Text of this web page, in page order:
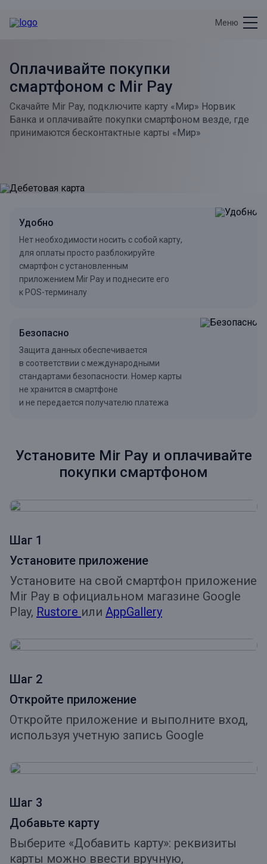
Меню
Оплачивайте покупки
смартфоном с Mir Pay
Скачайте Mir Pay, подключите карту «Мир» Норвик
Банка и оплачивайте покупки смартфоном везде, где
принимаются бесконтактные карты «Мир»
Удобно
Нет необходимости носить с собой карту,
для оплаты просто разблокируйте
смартфон с установленным
приложением Mir Pay и поднесите его
к POS-терминалу
Безопасно
Защита данных обеспечивается
в соответствии с международными
стандартами безопасности. Номер карты
не хранится в смартфоне
и не передается получателю платежа
Установите Mir Pay и оплачивайте
покупки смартфоном
Шаг 1
Установите приложение
Установите на свой смартфон приложение
Mir Pay в официальном магазине Google
Play, Rustore или AppGallery
Шаг 2
Откройте приложение
Откройте приложение и выполните вход,
используя учетную запись Google
Шаг 3
Добавьте карту
Выберите «Добавить карту»: реквизиты
карты можно ввести вручную,